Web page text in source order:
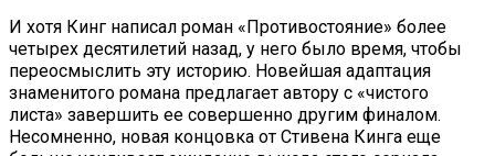
И хотя Кинг написал роман «Противостояние» более
четырех десятилетий назад, у него было время, чтобы
переосмыслить эту историю. Новейшая адаптация
знаменитого романа предлагает автору с «чистого
листа» завершить ее совершенно другим финалом.
Несомненно, новая концовка от Стивена Кинга еще